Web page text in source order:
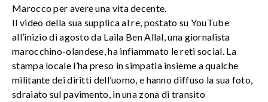
Marocco per avere una vita decente.
Il video della sua supplica al re, postato su YouTube
all’inizio di agosto da Laila Ben Allal, una giornalista
marocchino-olandese, ha infiammato le reti social. La
stampa locale l’ha preso in simpatia insieme a qualche
militante dei diritti dell’uomo, e hanno diffuso la sua foto,
sdraiato sul pavimento, in una zona di transito